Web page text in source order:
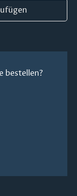
bestellen?